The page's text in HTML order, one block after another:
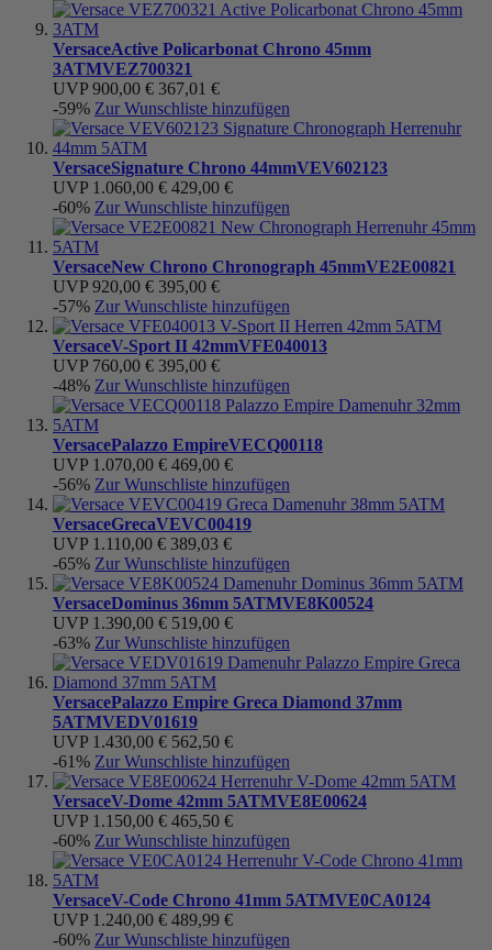
VersaceActive Policarbonat Chrono 45mm
3ATMVEZ700321
UVP 900,00 € 367,01 €
-59% Zur Wunschliste hinzufügen
VersaceSignature Chrono 44mmVEV602123
UVP 1.060,00 € 429,00 €
-60% Zur Wunschliste hinzufügen
VersaceNew Chrono Chronograph 45mmVE2E00821
UVP 920,00 € 395,00 €
-57% Zur Wunschliste hinzufügen
VersaceV-Sport II 42mmVFE040013
UVP 760,00 € 395,00 €
-48% Zur Wunschliste hinzufügen
VersacePalazzo EmpireVECQ00118
UVP 1.070,00 € 469,00 €
-56% Zur Wunschliste hinzufügen
VersaceGrecaVEVC00419
UVP 1.110,00 € 389,03 €
-65% Zur Wunschliste hinzufügen
VersaceDominus 36mm 5ATMVE8K00524
UVP 1.390,00 € 519,00 €
-63% Zur Wunschliste hinzufügen
VersacePalazzo Empire Greca Diamond 37mm
5ATMVEDV01619
UVP 1.430,00 € 562,50 €
-61% Zur Wunschliste hinzufügen
VersaceV-Dome 42mm 5ATMVE8E00624
UVP 1.150,00 € 465,50 €
-60% Zur Wunschliste hinzufügen
VersaceV-Code Chrono 41mm 5ATMVE0CA0124
UVP 1.240,00 € 489,99 €
-60% Zur Wunschliste hinzufügen